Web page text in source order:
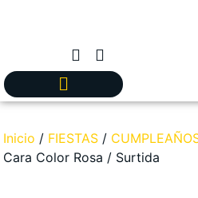
Inicio / FIESTAS /
Cara Color Rosa / Surtida